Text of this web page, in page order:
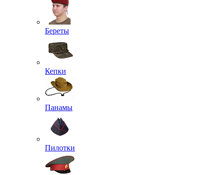
Береты
Кепки
Панамы
Пилотки